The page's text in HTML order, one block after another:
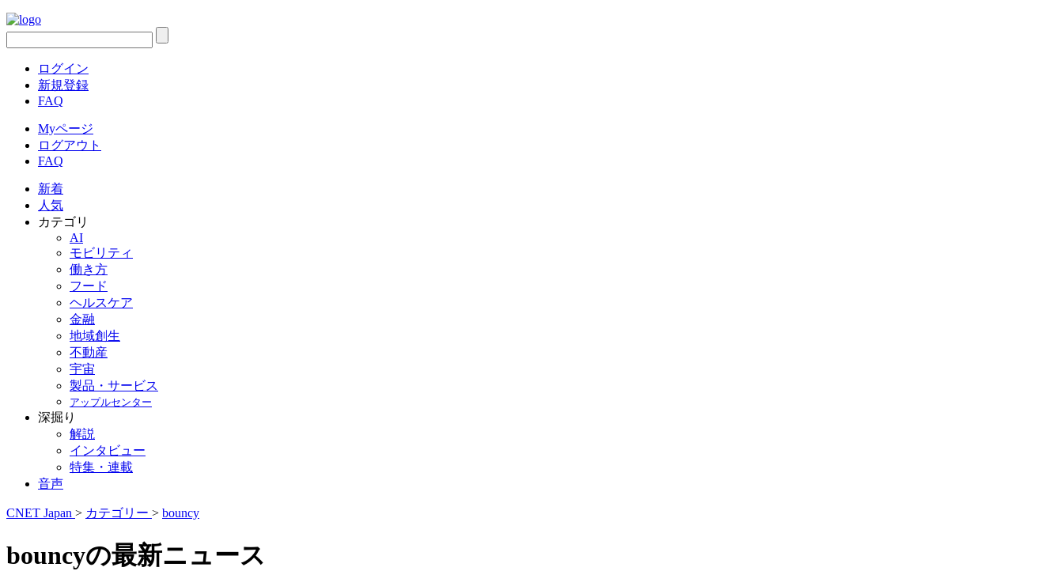
ログイン
新規登録
FAQ
Myページ
ログアウト
FAQ
新着
人気
カテゴリ
AI
モビリティ
働き方
フード
ヘルスケア
金融
地域創生
不動産
宇宙
製品・サービス
アップルセンター
深掘り
解説
インタビュー
特集・連載
音声
CNET Japan > カテゴリー > bouncy
bouncyの最新ニュース